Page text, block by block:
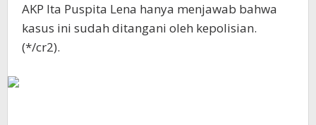
AKP Ita Puspita Lena hanya menjawab bahwa
kasus ini sudah ditangani oleh kepolisian.
(*/cr2).